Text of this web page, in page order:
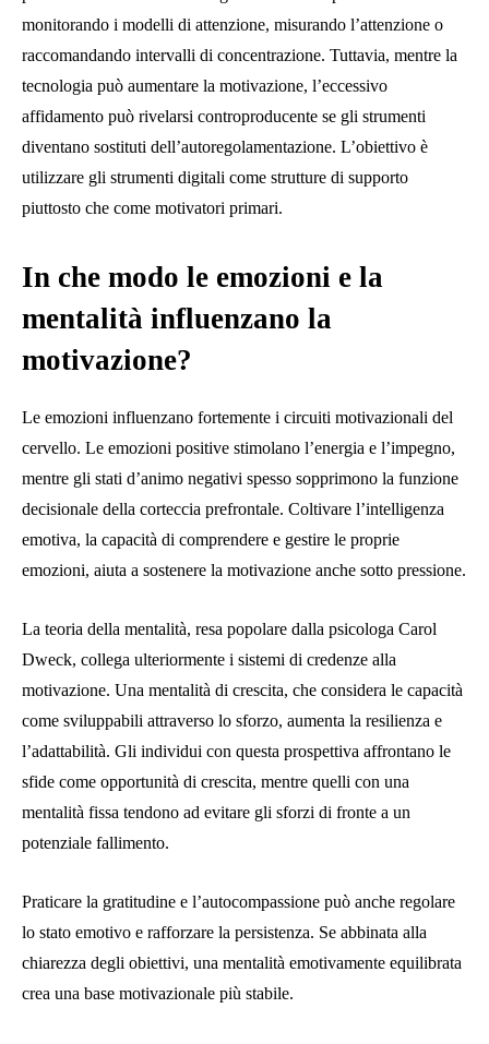
monitorando i modelli di attenzione, misurando l’attenzione o
raccomandando intervalli di concentrazione. Tuttavia, mentre la
tecnologia può aumentare la motivazione, l’eccessivo
affidamento può rivelarsi controproducente se gli strumenti
diventano sostituti dell’autoregolamentazione. L’obiettivo è
utilizzare gli strumenti digitali come strutture di supporto
piuttosto che come motivatori primari.
In che modo le emozioni e la
mentalità influenzano la
motivazione?
Le emozioni influenzano fortemente i circuiti motivazionali del
cervello. Le emozioni positive stimolano l’energia e l’impegno,
mentre gli stati d’animo negativi spesso sopprimono la funzione
decisionale della corteccia prefrontale. Coltivare l’intelligenza
emotiva, la capacità di comprendere e gestire le proprie
emozioni, aiuta a sostenere la motivazione anche sotto pressione.
La teoria della mentalità, resa popolare dalla psicologa Carol
Dweck, collega ulteriormente i sistemi di credenze alla
motivazione. Una mentalità di crescita, che considera le capacità
come sviluppabili attraverso lo sforzo, aumenta la resilienza e
l’adattabilità. Gli individui con questa prospettiva affrontano le
sfide come opportunità di crescita, mentre quelli con una
mentalità fissa tendono ad evitare gli sforzi di fronte a un
potenziale fallimento.
Praticare la gratitudine e l’autocompassione può anche regolare
lo stato emotivo e rafforzare la persistenza. Se abbinata alla
chiarezza degli obiettivi, una mentalità emotivamente equilibrata
crea una base motivazionale più stabile.